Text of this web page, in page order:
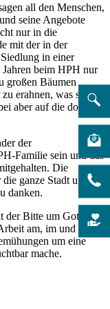
all den Menschen,
seine Angebote
nur in die
mit der in der
in einer
beim HPH nur
großen Bäumen
erahnen, was sich
aber auf die dort
der
Familie sein und das
Die
ganze Stadt und die
danken.
Bitte um Gottes
am, im und um
um eine
mache.